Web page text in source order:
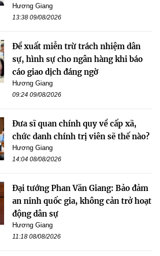
Hương Giang
13:38 09/08/2026
Đề xuất miễn trừ trách nhiệm dân
sự, hình sự cho ngân hàng khi báo
cáo giao dịch đáng ngờ
Hương Giang
09:24 09/08/2026
Đưa sĩ quan chính quy về cấp xã,
chức danh chính trị viên sẽ thế nào?
Hương Giang
14:04 08/08/2026
Đại tướng Phan Văn Giang: Bảo đảm
an ninh quốc gia, không cản trở hoạt
động dân sự
Hương Giang
11:18 08/08/2026